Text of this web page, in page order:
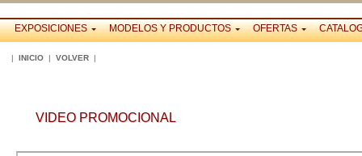
EXPOSICIONES MODELOS Y PRODUCTOS OFERTAS
| INICIO | VOLVER |
VIDEO PROMOCIONAL